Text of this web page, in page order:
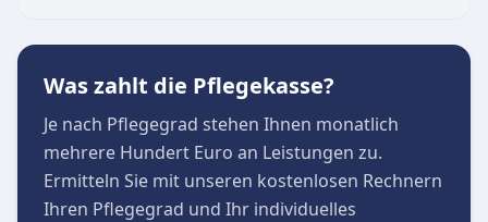
Was zahlt die Pflegekasse?
Je nach Pflegegrad stehen Ihnen monatlich
mehrere Hundert Euro an Leistungen zu.
Ermitteln Sie mit unseren kostenlosen Rechnern
Ihren Pflegegrad und Ihr individuelles